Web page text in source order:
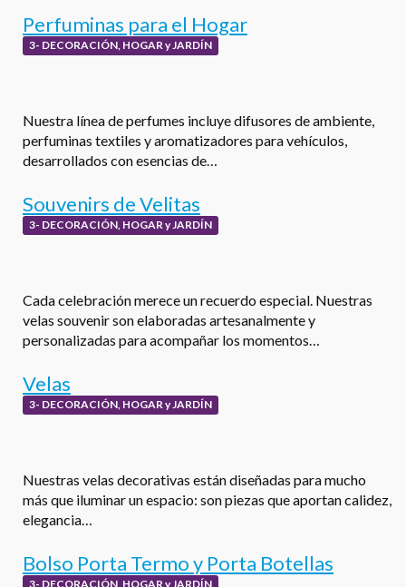
Perfuminas para el Hogar
3- DECORACIÓN, HOGAR y JARDÍN
Nuestra línea de perfumes incluye difusores de ambiente,
perfuminas textiles y aromatizadores para vehículos,
desarrollados con esencias de…
Souvenirs de Velitas
3- DECORACIÓN, HOGAR y JARDÍN
Cada celebración merece un recuerdo especial. Nuestras
velas souvenir son elaboradas artesanalmente y
personalizadas para acompañar los momentos…
Velas
3- DECORACIÓN, HOGAR y JARDÍN
Nuestras velas decorativas están diseñadas para mucho
más que iluminar un espacio: son piezas que aportan calidez,
elegancia…
Bolso Porta Termo y Porta Botellas
3- DECORACIÓN, HOGAR y JARDÍN